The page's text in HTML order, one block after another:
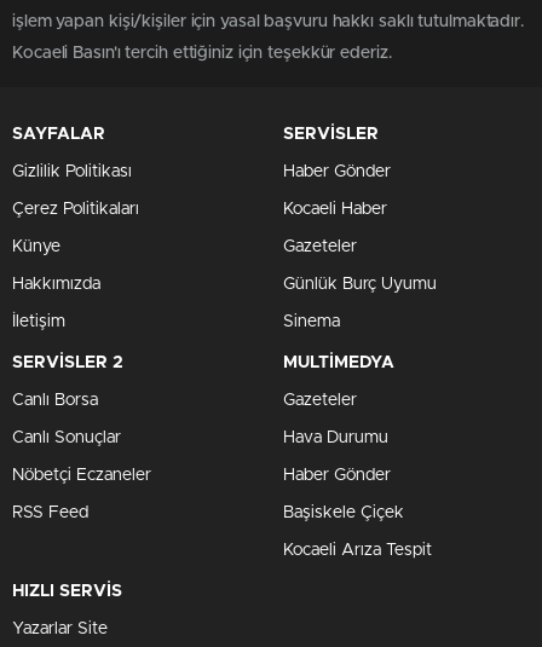
işlem yapan kişi/kişiler için yasal başvuru hakkı saklı tutulmaktadır.
Kocaeli Basın'ı tercih ettiğiniz için teşekkür ederiz.
SAYFALAR
Gizlilik Politikası
Çerez Politikaları
Künye
Hakkımızda
İletişim
SERVİSLER
Haber Gönder
Kocaeli Haber
Gazeteler
Günlük Burç Uyumu
Sinema
SERVİSLER 2
Canlı Borsa
Canlı Sonuçlar
Nöbetçi Eczaneler
RSS Feed
MULTİMEDYA
Gazeteler
Hava Durumu
Haber Gönder
Başiskele Çiçek
Kocaeli Arıza Tespit
HIZLI SERVİS
Yazarlar Site